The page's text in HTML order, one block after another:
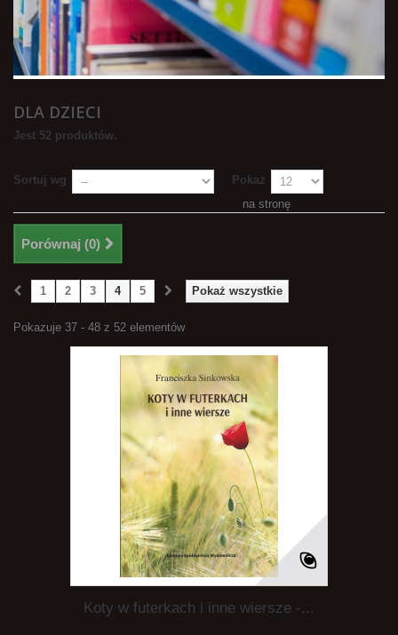
DLA DZIECI
Jest 52 produktów.
Sortuj wg
Pokaż
na stronę
Porównaj (0)
Pokaż wszystkie
1 2 3 4 5
Pokazuje 37 - 48 z 52 elementów
Koty w futerkach i inne wiersze -...